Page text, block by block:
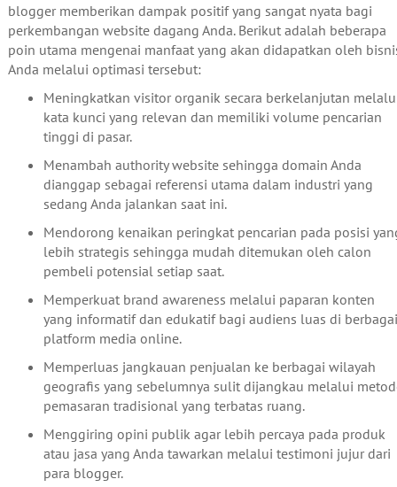
blogger memberikan dampak positif yang sangat nyata bagi
perkembangan website dagang Anda. Berikut adalah beberapa
poin utama mengenai manfaat yang akan didapatkan oleh
Anda melalui optimasi tersebut:
Meningkatkan visitor organik secara berkelanjutan
kata kunci yang relevan dan memiliki volume pencarian
tinggi di pasar.
Menambah authority website sehingga domain Anda
dianggap sebagai referensi utama dalam industri yang
sedang Anda jalankan saat ini.
Mendorong kenaikan peringkat pencarian pada posisi
lebih strategis sehingga mudah ditemukan oleh calon
pembeli potensial setiap saat.
Memperkuat brand awareness melalui paparan konten
yang informatif dan edukatif bagi audiens luas di berbagai
platform media online.
Memperluas jangkauan penjualan ke berbagai wilayah
geografis yang sebelumnya sulit dijangkau melalui
pemasaran tradisional yang terbatas ruang.
Menggiring opini publik agar lebih percaya pada produk
atau jasa yang Anda tawarkan melalui testimoni jujur dari
para blogger.